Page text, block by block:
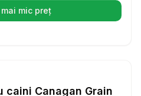
mic preț
(se deschide într-o filă nouă)
Hrana Uscata Caini
caini Canagan Grain